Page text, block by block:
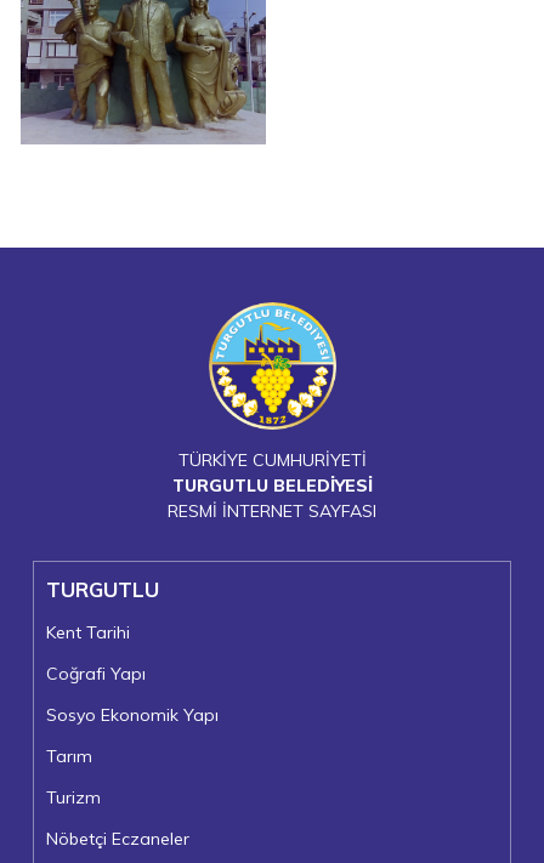
TÜRKİYE CUMHURİYETİ
TURGUTLU BELEDİYESİ
RESMİ İNTERNET SAYFASI
TURGUTLU
Kent Tarihi
Coğrafi Yapı
Sosyo Ekonomik Yapı
Tarım
Turizm
Nöbetçi Eczaneler